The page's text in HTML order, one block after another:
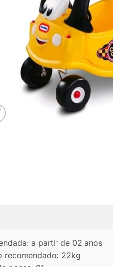
a partir de 02 anos
recomendado: 22kg